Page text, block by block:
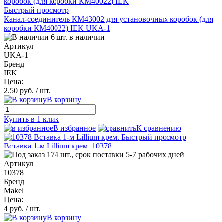
Быстрый просмотр
Канал-соединитель КМ43002 для установочных коробок (для
коробки КМ40022) IEK UKA-1
6 шт. в наличии
Артикул
UKA-1
Бренд
IEK
Цена:
2.50 руб. / шт.
В корзину
Купить в 1 клик
В избранное
К сравнению
Быстрый просмотр
Вставка 1-м Lillium крем. 10378
174 шт., срок поставки 5-7 рабочих дней
Артикул
10378
Бренд
Makel
Цена:
4 руб. / шт.
В корзину